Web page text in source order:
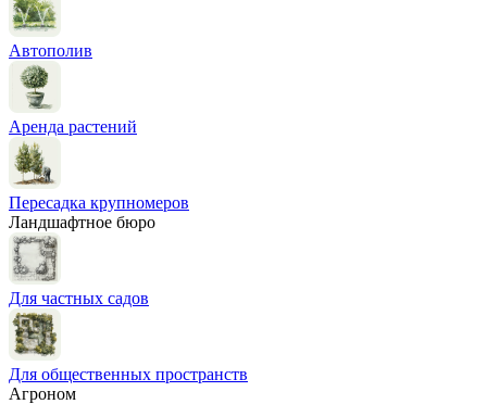
Автополив
Аренда растений
Пересадка крупномеров
Ландшафтное бюро
Для частных садов
Для общественных пространств
Агроном